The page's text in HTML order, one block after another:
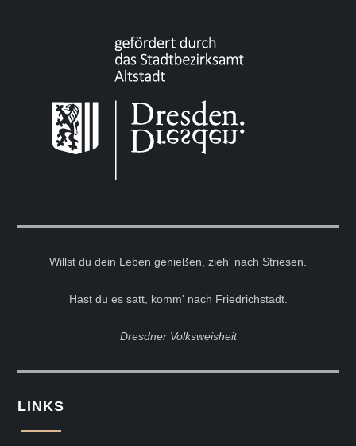
Willst du dein Leben genießen, zieh' nach Striesen.
Hast du es satt, komm' nach Friedrichstadt.
Dresdner Volksweisheit
LINKS